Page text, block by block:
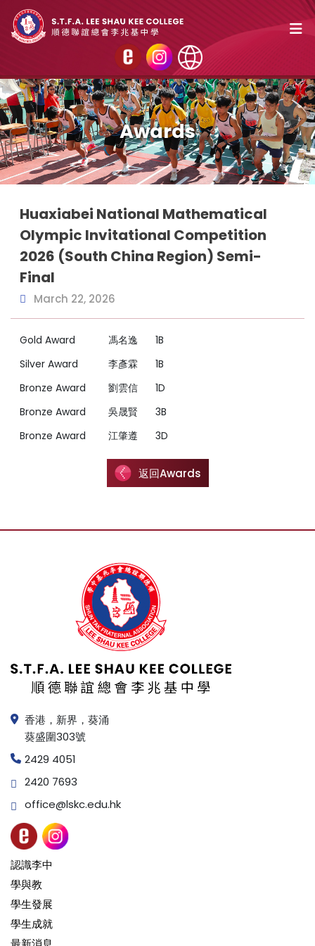
Awards
Huaxiabei National Mathematical
Olympic Invitational Competition
2026 (South China Region) Semi-
Final
March 22, 2026
Gold Award 馮名逸
1B
Silver Award
李彥霖
1B
Bronze Award
劉雲信
1D
Bronze Award
吳晟賢
3B
Bronze Award
江肇遵 3D
返回Awards
香港，新界，葵涌
葵盛圍303號
2429 4051
2420 7693
office@lskc.edu.hk
認識李中
學與教
學生發展
學生成就